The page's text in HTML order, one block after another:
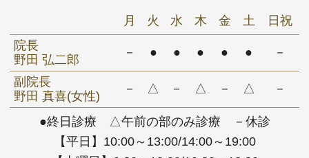
●終日診療 △午前の部のみ診療 －休診
【平日】10:00～13:00/14:00～19:00
月 火 水 木 金 土
日祝
院長
野田 弘二郎
－ ● ● ● ● ● －
副院長
野田 真喜(女性)
－ △ － △ － △ －